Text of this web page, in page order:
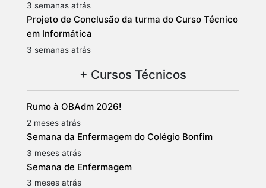
3 semanas atrás
Projeto de Conclusão da turma do Curso Técnico
em Informática
3 semanas atrás
+ Cursos Técnicos
Rumo à OBAdm 2026!
2 meses atrás
Semana da Enfermagem do Colégio Bonfim
3 meses atrás
Semana de Enfermagem
3 meses atrás